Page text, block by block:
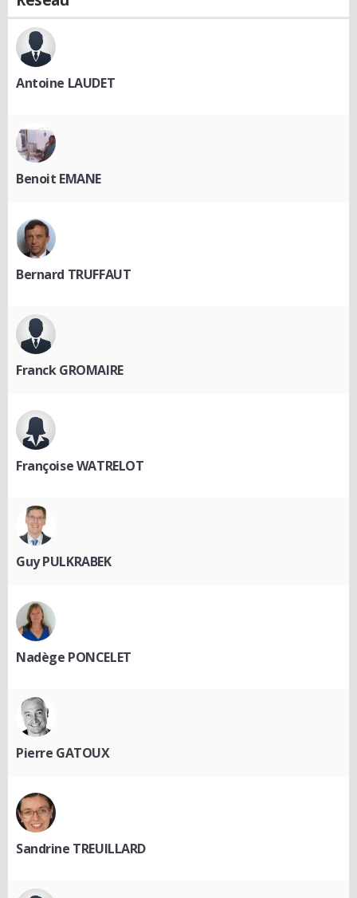
Antoine LAUDET
Benoit EMANE
Bernard TRUFFAUT
Franck GROMAIRE
Françoise WATRELOT
Guy PULKRABEK
Nadège PONCELET
Pierre GATOUX
Sandrine TREUILLARD